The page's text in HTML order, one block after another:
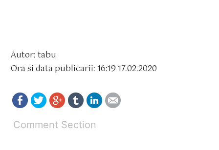
Autor: tabu
Ora si data publicarii: 16:19 17.02.2020
Comment Section